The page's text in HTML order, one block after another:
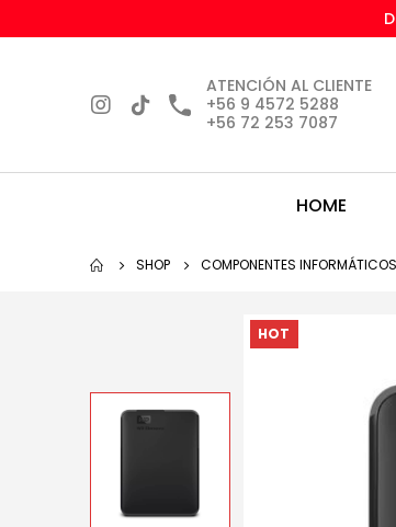
ATENCIÓN AL CLIENTE
+56 9 4572 5288
+56 72 253 7087
HOME
SHOP COMPONENTES INFORMÁTICOS
HOT